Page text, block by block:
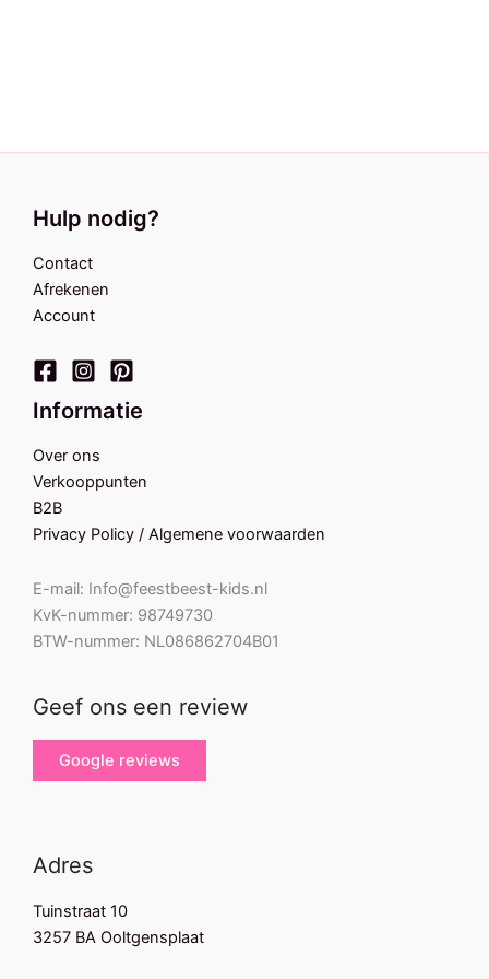
Hulp nodig?
Contact
Afrekenen
Account
Informatie
Over ons
Verkooppunten
B2B
Privacy Policy / Algemene voorwaarden
E-mail: Info@feestbeest-kids.nl
KvK-nummer: 98749730
BTW-nummer: NL086862704B01
Geef ons een review
Google reviews
Adres
Tuinstraat 10
3257 BA Ooltgensplaat